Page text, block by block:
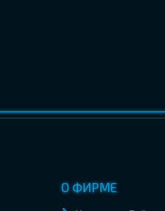
О ФИРМЕ